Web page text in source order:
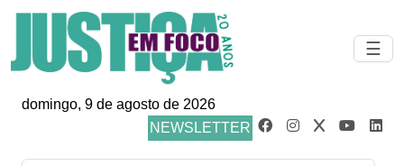
☰
domingo, 9 de agosto de 2026
NEWSLETTER